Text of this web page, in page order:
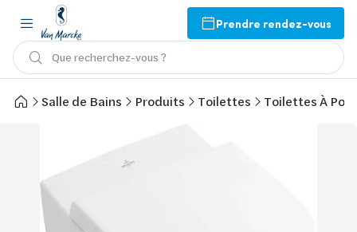
Prendre rendez-vous
Que recherchez-vous ?
Salle de Bains Produits Toilettes Toilettes À